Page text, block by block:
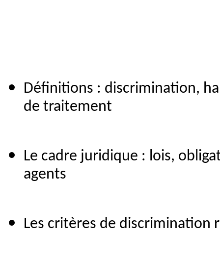
Définitions : discrimination,
de traitement
Le cadre juridique : lois,
agents
Les critères de discrimination